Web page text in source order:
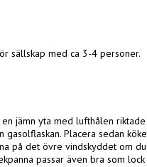
sällskap med ca 3-4 personer.
jämn yta med lufthålen
Placera sedan
på det övre vindskyddet om du
passar även bra som